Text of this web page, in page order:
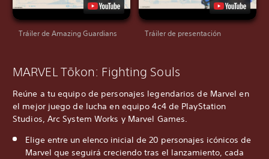
MARVEL Tōkon: Fighting Souls
Reúne a tu equipo de personajes legendarios de Marvel en
el mejor juego de lucha en equipo 4c4 de PlayStation
Studios, Arc System Works y Marvel Games.
Elige entre un elenco inicial de 20 personajes icónicos de
Marvel que seguirá creciendo tras el lanzamiento, cada
Tráiler de Amazing Guardians Tráiler de presentación